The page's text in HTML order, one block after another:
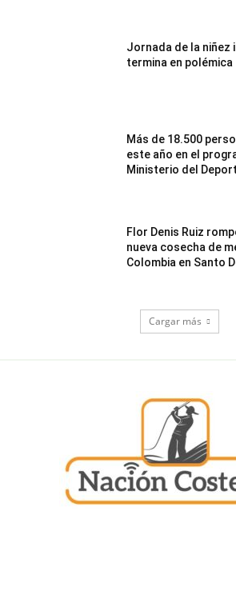
Jornada de la niñez
termina en polémica
Más de 18.500
este año en el
Ministerio del
Flor Denis Ruiz
nueva cosecha de
Colombia en Santo
Cargar más